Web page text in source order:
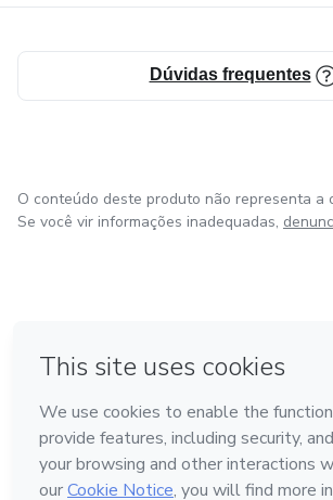
Dúvidas frequentes
O conteúdo deste produto não representa a
Se você vir informações inadequadas,
Feito com ❤
em Belo Horizonte
na Cidade do México